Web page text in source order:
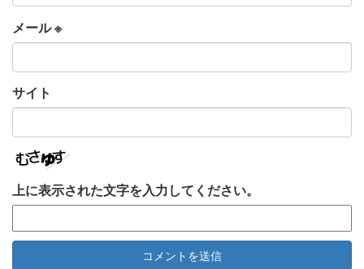
メール※
サイト
上に表示された文字を入力してください。